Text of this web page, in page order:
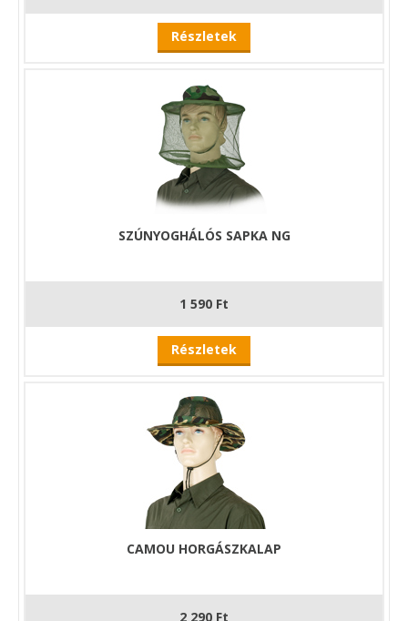
Részletek
SZÚNYOGHÁLÓS SAPKA NG
1 590 Ft
Részletek
CAMOU HORGÁSZKALAP
2 290 Ft